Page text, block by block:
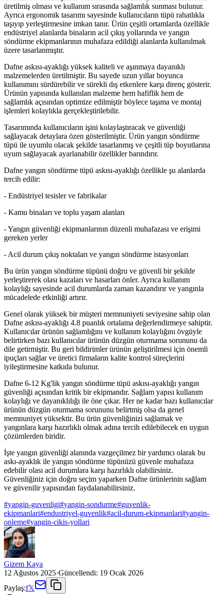
üretilmiş olması ve kullanım sırasında sağlamlık sunması bulunur.
Ayrıca ergonomik tasarımı sayesinde kullanıcıların tüpü rahatlıkla
taşıyıp yerleştirmesine imkan tanır. Ürün çeşitli ortamlarda özellikle
endüstriyel alanlarda binaların acil çıkış yollarında ve yangın
söndürme ekipmanlarının muhafaza edildiği alanlarda kullanılmak
üzere tasarlanmıştır.
Dafne askısı-ayaklığı yüksek kaliteli ve aşınmaya dayanıklı
malzemelerden üretilmiştir. Bu sayede uzun yıllar boyunca
kullanımını sürdürebilir ve sürekli dış etkenlere karşı direnç gösterir.
Ürünün yapısında kullanılan malzeme hem hafiflik hem de
sağlamlık açısından optimize edilmiştir böylece taşıma ve montaj
işlemleri kolaylıkla gerçekleştirilebilir.
Tasarımında kullanıcıların işini kolaylaştıracak ve güvenliği
sağlayacak detaylara özen gösterilmiştir. Ürün yangın söndürme
tüpü ile uyumlu olacak şekilde tasarlanmış ve çeşitli tüp boyutlarına
uyum sağlayacak ayarlanabilir özellikler barındırır.
Dafne yangın söndürme tüpü askısı-ayaklığı özellikle şu alanlarda
tercih edilir:
- Endüstriyel tesisler ve fabrikalar
- Kamu binaları ve toplu yaşam alanları
- Yangın güvenliği ekipmanlarının düzenli muhafazası ve erişimi
gereken yerler
- Acil durum çıkış noktaları ve yangın söndürme istasyonları
Bu ürün yangın söndürme tüpünü doğru ve güvenli bir şekilde
yerleştirerek olası kazaları ve hasarları önler. Ayrıca kullanım
kolaylığı sayesinde acil durumlarda zaman kazandırır ve yangınla
mücadelede etkinliği artırır.
Genel olarak yüksek bir müşteri memnuniyeti seviyesine sahip olan
Dafne askısı-ayaklığı 4.8 puanlık ortalama değerlendirmeye sahiptir.
Kullanıcılar ürünün sağlamlığını ve kullanım kolaylığını övgüyle
belirtirken bazı kullanıcılar ürünün düzgün oturmama sorununu da
dile getirmiştir. Bu geri bildirimler ürünün geliştirilmesi için önemli
ipuçları sağlar ve üretici firmaların kalite kontrol süreçlerini
iyileştirmesine katkıda bulunur.
Dafne 6-12 Kg'lik yangın söndürme tüpü askısı-ayaklığı yangın
güvenliği açısından kritik bir ekipmandır. Sağlam yapısı kullanım
kolaylığı ve dayanıklılığı ile öne çıkar. Her ne kadar bazı kullanıcılar
ürünün düzgün oturmama sorununu belirtmiş olsa da genel
memnuniyet yüksektir. Bu ürün güvenliğinizi sağlamak ve
yangınlara karşı hazırlıklı olmak adına tercih edilebilecek en uygun
çözümlerden biridir.
İşte yangın güvenliği alanında vazgeçilmez bir yardımcı olarak bu
askı-ayaklık ile yangın söndürme tüpünüzü güvenle muhafaza
edebilir olası acil durumlara karşı hazırlıklı olabilirsiniz.
Güvenliğiniz için doğru seçim yaparken Dafne ürünlerinin sağlam
ve güvenilir yapısından faydalanabilirsiniz.
#yangin-guvenligi#yangin-sondurme#guvenlik-
ekipmanlari#endustriyel-guvenlik#acil-durum-ekipmanlari#yangin-
onleme#yangin-cikis-yollari
Gizem Kaya
12 Ağustos 2025·Güncellendi: 19 Ocak 2026
Paylaş:f𝕏